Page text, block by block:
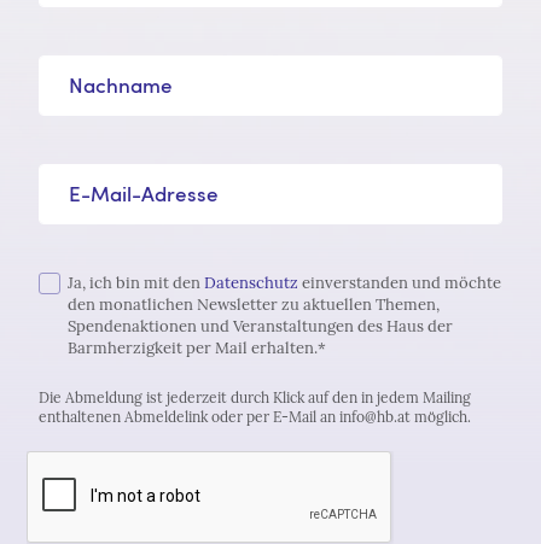
Ja, ich bin mit denDatenschutz einverstanden und möchte
den monatlichen Newsletter zu aktuellen Themen,
Spendenaktionen und Veranstaltungen des Haus der
Barmherzigkeit per Mail erhalten.*
Die Abmeldung ist jederzeit durch Klick auf den in jedem Mailing
enthaltenen Abmeldelink oder per E-Mail an info@hb.at möglich.